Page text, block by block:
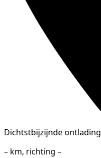
Dichtstbijzijnde ontlading
– km, richting –